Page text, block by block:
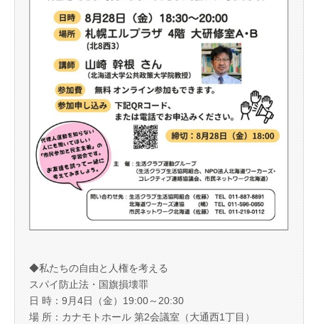
◆私たちの自由と人権を考える
スパイ防止法・国旗損壊罪
日 時：9月4日（金）19:00～20:30
場 所：カナモトホール 第2会議室（大通西1丁目）